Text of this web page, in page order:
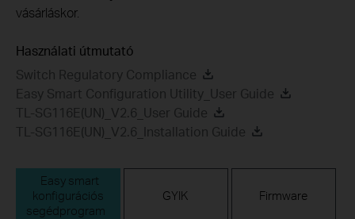
vásárláskor.
Használati útmutató
Switch Regulatory Compliance
Easy Smart Configuration Utility_User Guide
TL-SG116E(UN)_V2.6_User Guide
TL-SG116E(UN)_V2.6_Installation Guide
Easy smart
konfigurációs
segédprogram
GYIK Firmware